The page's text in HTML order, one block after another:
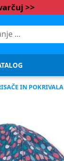
>>
IN POKRIVALA